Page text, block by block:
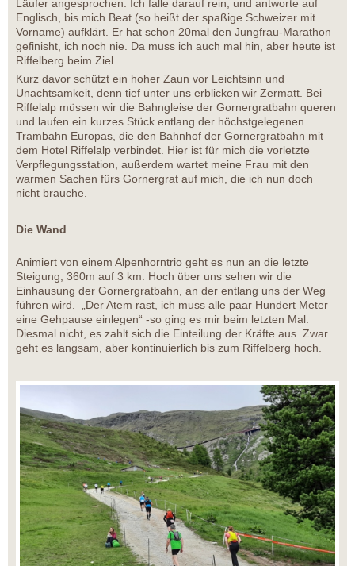
Läufer angesprochen. Ich falle darauf rein, und antworte auf
Englisch, bis mich Beat (so heißt der spaßige Schweizer mit
Vorname) aufklärt. Er hat schon 20mal den Jungfrau-Marathon
gefinisht, ich noch nie. Da muss ich auch mal hin, aber heute ist
Riffelberg beim Ziel.
Kurz davor schützt ein hoher Zaun vor Leichtsinn und
Unachtsamkeit, denn tief unter uns erblicken wir Zermatt. Bei
Riffelalp müssen wir die Bahngleise der Gornergratbahn queren
und laufen ein kurzes Stück entlang der höchstgelegenen
Trambahn Europas, die den Bahnhof der Gornergratbahn mit
dem Hotel Riffelalp verbindet. Hier ist für mich die vorletzte
Verpflegungsstation, außerdem wartet meine Frau mit den
warmen Sachen fürs Gornergrat auf mich, die ich nun doch
nicht brauche.
Die Wand
Animiert von einem Alpenhorntrio geht es nun an die letzte
Steigung, 360m auf 3 km. Hoch über uns sehen wir die
Einhausung der Gornergratbahn, an der entlang uns der Weg
führen wird. „Der Atem rast, ich muss alle paar Hundert Meter
eine Gehpause einlegen“ -so ging es mir beim letzten Mal.
Diesmal nicht, es zahlt sich die Einteilung der Kräfte aus. Zwar
geht es langsam, aber kontinuierlich bis zum Riffelberg hoch.